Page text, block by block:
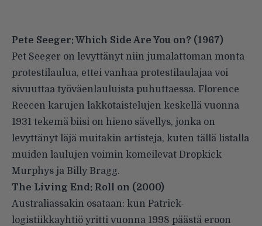
Pete Seeger: Which Side Are You on? (1967)
Pet Seeger on levyttänyt niin jumalattoman monta
protestilaulua, ettei vanhaa protestilaulajaa voi
sivuuttaa työväenlauluista puhuttaessa. Florence
Reecen karujen lakkotaistelujen keskellä vuonna
1931 tekemä biisi on hieno sävellys, jonka on
levyttänyt läjä muitakin artisteja, kuten tällä listalla
muiden laulujen voimin komeilevat Dropkick
Murphys ja Billy Bragg.
The Living End: Roll on (2000)
Australiassakin osataan: kun Patrick-
logistiikkayhtiö yritti vuonna 1998 päästä eroon